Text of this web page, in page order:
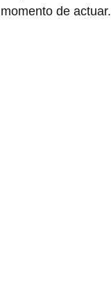
momento de actuar.